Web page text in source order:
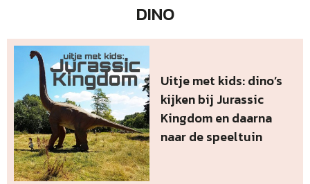
DINO
Uitje met kids: dino’s
kijken bij Jurassic
Kingdom en daarna
naar de speeltuin